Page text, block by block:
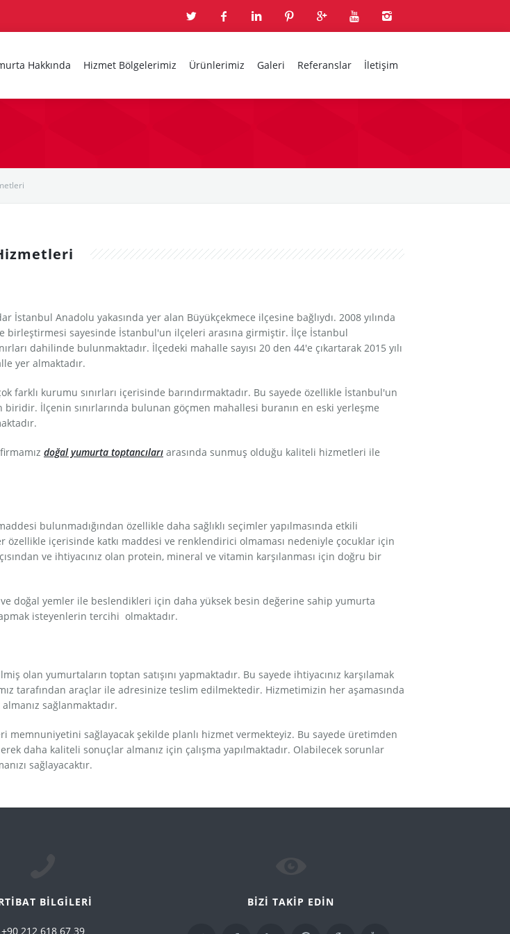
Hakkında Hizmet Bölgelerimiz Ürünlerimiz Galeri Referanslar İletişim
İstanbul Anadolu yakasında yer alan Büyükçekmece ilçesine bağlıydı. 2008 yılında
birleştirmesi sayesinde İstanbul'un ilçeleri arasına girmiştir. İlçe İstanbul
dahilinde bulunmaktadır. İlçedeki mahalle sayısı 20 den 44'e çıkartarak 2015 yılı
yer almaktadır.
farklı kurumu sınırları içerisinde barındırmaktadır. Bu sayede özellikle İstanbul'un
İlçenin sınırlarında bulunan göçmen mahallesi buranın en eski yerleşme
doğal yumurta toptancıları arasında sunmuş olduğu kaliteli hizmetleri ile
bulunmadığından özellikle daha sağlıklı seçimler yapılmasında etkili
özellikle içerisinde katkı maddesi ve renklendirici olmaması nedeniyle çocuklar için
ve ihtiyacınız olan protein, mineral ve vitamin karşılanması için doğru bir
doğal yemler ile beslendikleri için daha yüksek besin değerine sahip yumurta
isteyenlerin tercihi olmaktadır.
olan yumurtaların toptan satışını yapmaktadır. Bu sayede ihtiyacınız karşılamak
tarafından araçlar ile adresinize teslim edilmektedir. Hizmetimizin her aşamasında
sağlanmaktadır.
memnuniyetini sağlayacak şekilde planlı hizmet vermekteyiz. Bu sayede üretimden
daha kaliteli sonuçlar almanız için çalışma yapılmaktadır. Olabilecek sorunlar
sağlayacaktır.
BİLGİLERİ
+90 212 618 67 39
BİZİ TAKİP EDİN